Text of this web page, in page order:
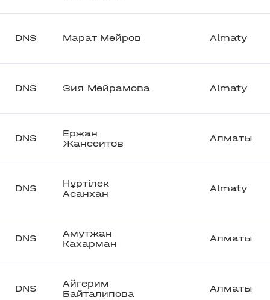
DNS Марат Мейров Almaty
DNS Зия Мейрамова Almaty
DNS
Ержан
Жансеитов
Алматы
DNS
Нұртілек
Асанхан
Almaty
DNS
Амутжан
Кахарман
Алматы
DNS
Айгерим
Байталипова
Алматы